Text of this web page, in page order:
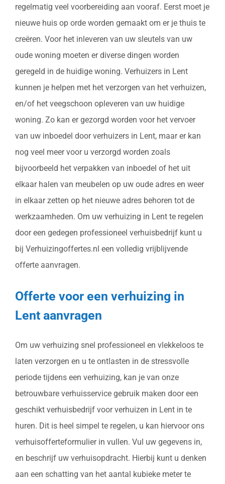
regelmatig veel voorbereiding aan vooraf. Eerst moet je
nieuwe huis op orde worden gemaakt om er je thuis te
creëren. Voor het inleveren van uw sleutels van uw
oude woning moeten er diverse dingen worden
geregeld in de huidige woning. Verhuizers in Lent
kunnen je helpen met het verzorgen van het verhuizen,
en/of het veegschoon opleveren van uw huidige
woning. Zo kan er gezorgd worden voor het vervoer
van uw inboedel door verhuizers in Lent, maar er kan
nog veel meer voor u verzorgd worden zoals
bijvoorbeeld het verpakken van inboedel of het uit
elkaar halen van meubelen op uw oude adres en weer
in elkaar zetten op het nieuwe adres behoren tot de
werkzaamheden. Om uw verhuizing in Lent te regelen
door een gedegen professioneel verhuisbedrijf kunt u
bij Verhuizingoffertes.nl een volledig vrijblijvende
offerte aanvragen.
Offerte voor een verhuizing in
Lent aanvragen
Om uw verhuizing snel professioneel en vlekkeloos te
laten verzorgen en u te ontlasten in de stressvolle
periode tijdens een verhuizing, kan je van onze
betrouwbare verhuisservice gebruik maken door een
geschikt verhuisbedrijf voor verhuizen in Lent in te
huren. Dit is heel simpel te regelen, u kan hiervoor ons
verhuisofferteformulier in vullen. Vul uw gegevens in,
en beschrijf uw verhuisopdracht. Hierbij kunt u denken
aan een schatting van het aantal kubieke meter te